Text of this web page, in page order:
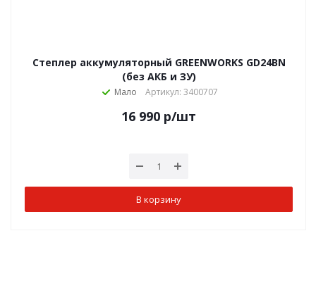
Степлер аккумуляторный GREENWORKS GD24BN
(без АКБ и ЗУ)
Мало Артикул: 3400707
16 990 р/шт
В корзину